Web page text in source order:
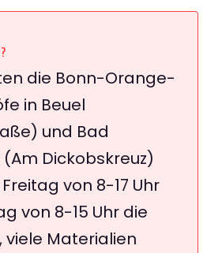
die Bonn-Orange-
in Beuel
und Bad
Dickobskreuz)
von 8-17 Uhr
von 8-15 Uhr die
viele Materialien